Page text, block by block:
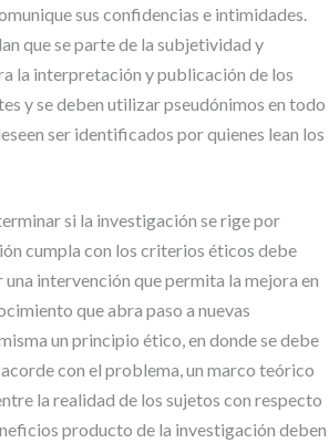
O
sus confidencias e intimidades.
que se parte de la subjetividad y
la interpretación y publicación de los
y se deben utilizar pseudónimos en todo
ser identificados por quienes lean los
si la investigación se rige por
cumpla con los criterios éticos debe
intervención que permita la mejora en
que abra paso a nuevas
un principio ético, en donde se debe
con el problema, un marco teórico
la realidad de los sujetos con respecto
producto de la investigación deben